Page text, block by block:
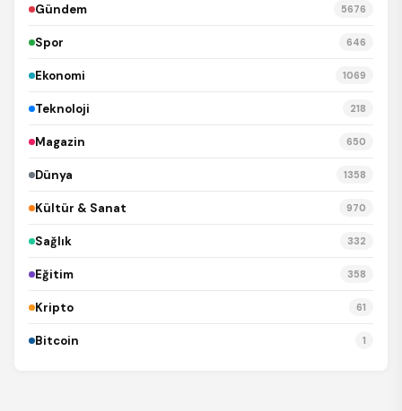
Gündem 5676
Spor 646
Ekonomi 1069
Teknoloji 218
Magazin 650
Dünya 1358
Kültür & Sanat 970
Sağlık 332
Eğitim 358
Kripto 61
Bitcoin 1